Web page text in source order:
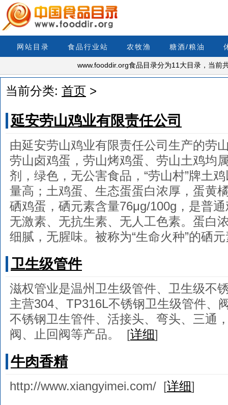
网站目录 食品行业站 农牧渔 糖酒/粮油
www.fooddir.org食品目录分为11大目录，当
当前分类: 首页 >
延安劳山鸡业有限责任公司
由延安劳山鸡业有限责任公司生产的劳
劳山卤鸡蛋，劳山烤鸡蛋、劳山土鸡均
剂，绿色，无公害食品，“劳山村”牌土
量高；土鸡蛋、生态蛋蛋白浓厚，蛋黄
硒鸡蛋，硒元素含量76μg/100g，是普
无激素、无抗生素、无人工色素。蛋白
细腻，无腥味。被称为“生命火种”的硒
卫生级管件
滋权管业是温州卫生级管件、卫生级不
主营304、TP316L不锈钢卫生级管件、
不锈钢卫生管件、活接头、弯头、三通
阀、止回阀等产品。
[详细]
牛肉香精
http://www.xiangyimei.com/ [详细]